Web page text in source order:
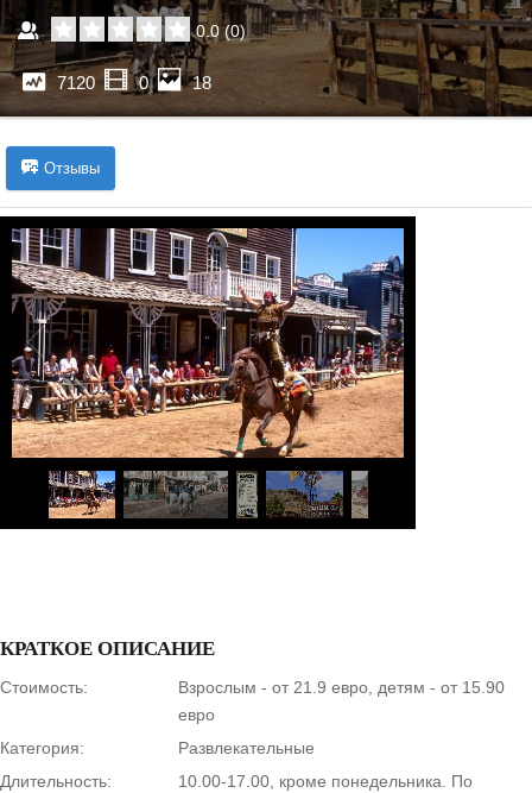
0.0(0)
7120 0 18
Отзывы
1/17
КРАТКОЕ ОПИСАНИЕ
Стоимость:
Взрослым - от 21.9 евро, детям - от 15.90
евро
Категория:
Развлекательные
Длительность:
10.00-17.00, кроме понедельника. По